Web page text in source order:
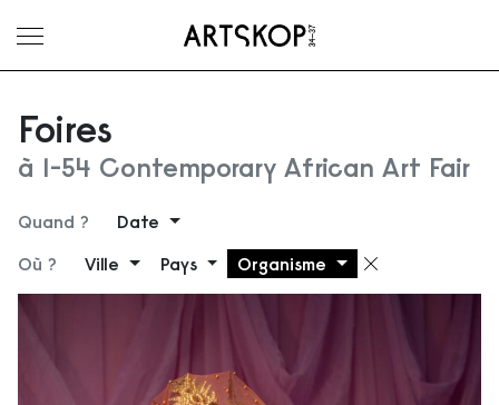
Ouvrir le menu
Foires
à 1-54 Contemporary African Art Fair
Quand ?
Date
Où ?
Ville Pays Organisme